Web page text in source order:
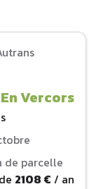
Vercors
de parcelle
2108 € / an